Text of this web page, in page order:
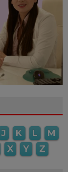
J K L
M
X Y Z